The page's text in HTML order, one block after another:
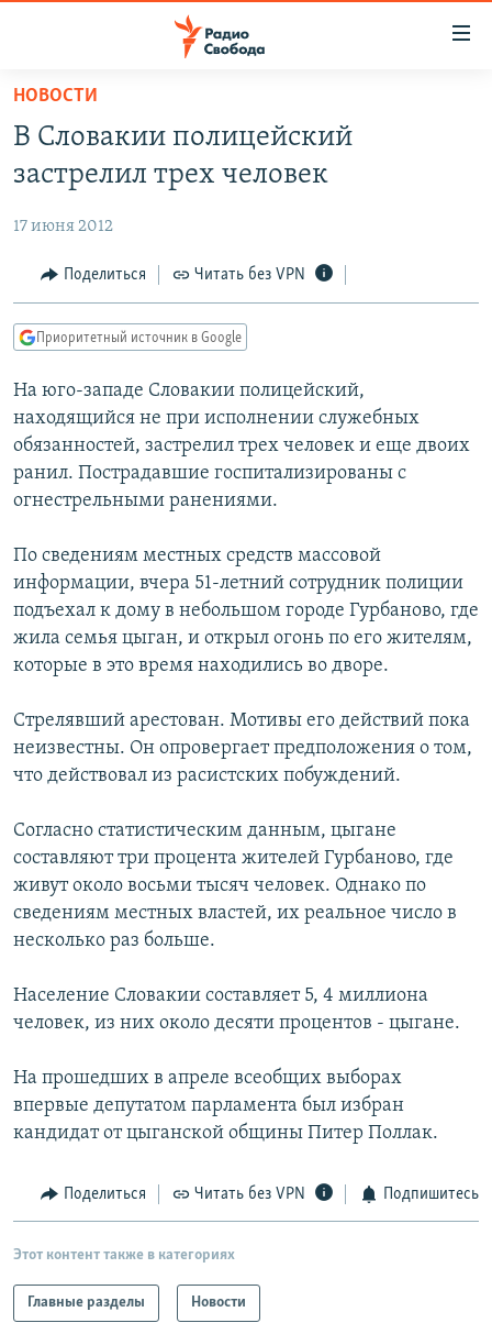
упрощенного
доступа
основному
Вернутся
главной
навигации
Вернутся
поиску
АВТОРСКИЕ ПРОЕКТЫ
ЦИТАТЫ СВОБОДЫ
МНЕНИЯ
IDEL.РЕАЛИИ
КАВКАЗ.РЕАЛИИ
СЕВЕР.РЕАЛИИ
СИБИРЬ.РЕАЛИИ
РАСПИСАНИЕ ВЕЩАНИЯ
ПОДПИШИТЕСЬ НА РАССЫЛКУ
СОЦИАЛЬНЫЕ СЕТИ
Все сайты РСЕ/РС
НОВОСТИ
В Словакии полицейский
застрелил трех человек
17 июня 2012
Поделиться Читать без VPN
Приоритетный источник в Google
На юго-западе Словакии полицейский,
находящийся не при исполнении служебных
обязанностей, застрелил трех человек и еще двоих
ранил. Пострадавшие госпитализированы с
огнестрельными ранениями.
По сведениям местных средств массовой
информации, вчера 51-летний сотрудник полиции
подъехал к дому в небольшом городе Гурбаново, где
жила семья цыган, и открыл огонь по его жителям,
которые в это время находились во дворе.
Стрелявший арестован. Мотивы его действий пока
неизвестны. Он опровергает предположения о том,
что действовал из расистских побуждений.
Согласно статистическим данным, цыгане
составляют три процента жителей Гурбаново, где
живут около восьми тысяч человек. Однако по
сведениям местных властей, их реальное число в
несколько раз больше.
Население Словакии составляет 5, 4 миллиона
человек, из них около десяти процентов - цыгане.
На прошедших в апреле всеобщих выборах
впервые депутатом парламента был избран
кандидат от цыганской общины Питер Поллак.
Поделиться Читать без VPN Подпишитесь
Этот контент также в категориях
Главные разделы Новости